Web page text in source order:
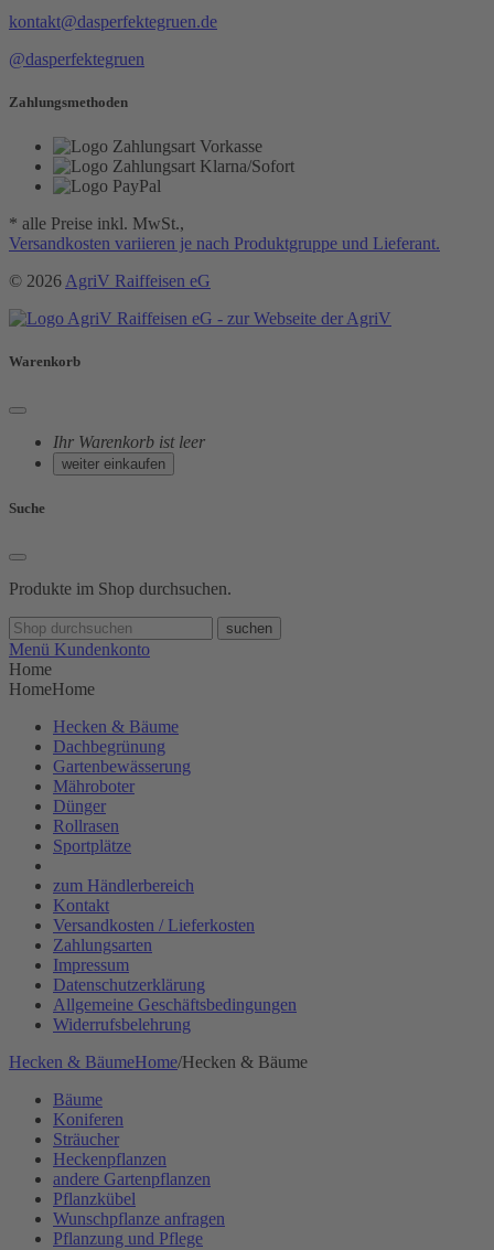
kontakt@dasperfektegruen.de
@dasperfektegruen
Zahlungsmethoden
* alle Preise inkl. MwSt.,
Versandkosten variieren je nach Produktgruppe und Lieferant.
© 2026 AgriV Raiffeisen eG
Warenkorb
Ihr Warenkorb ist leer
weiter einkaufen
Suche
Produkte im Shop durchsuchen.
suchen
Menü Kundenkonto
Home
HomeHome
Hecken & Bäume
Dachbegrünung
Gartenbewässerung
Mähroboter
Dünger
Rollrasen
Sportplätze
zum Händlerbereich
Kontakt
Versandkosten / Lieferkosten
Zahlungsarten
Impressum
Datenschutzerklärung
Allgemeine Geschäftsbedingungen
Widerrufsbelehrung
Hecken & BäumeHome/Hecken & Bäume
Bäume
Koniferen
Sträucher
Heckenpflanzen
andere Gartenpflanzen
Pflanzkübel
Wunschpflanze anfragen
Pflanzung und Pflege